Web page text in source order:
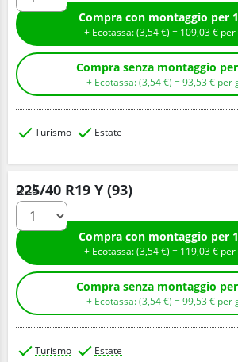
Compra con
+ Ecotassa: (3,54€ ) = 109,03€ per
Compra
+ Ecotassa: (3,54€ ) =93,53 € per
Turismo Estate
225/40 R19 Y (93)
Q.tà
Compra con
+ Ecotassa: (3,54€ ) = 119,03€ per
Compra
+ Ecotassa: (3,54€ ) =99,53 € per
Turismo Estate